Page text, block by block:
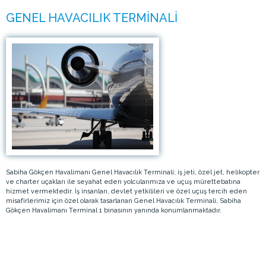
Sabiha Gökçen Havalimanı Genel Havacılık Terminali; iş jeti, özel jet, helikopter
ve charter uçakları ile seyahat eden yolcularımıza ve uçuş mürettebatına
hizmet vermektedir. İş insanları, devlet yetkilileri ve özel uçuş tercih eden
misafirlerimiz için özel olarak tasarlanan Genel Havacılık Terminali, Sabiha
Gökçen Havalimanı Terminal 1 binasının yanında konumlanmaktadır.